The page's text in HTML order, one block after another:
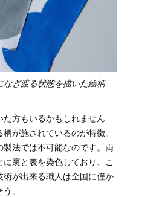
なぎ渡る状態を描いた絵柄
た方もいるかもしれません
が施されているのが特徴。
製法では不可能なのです。両
裏と表を染色しており、こ
術が出来る職人は全国に僅か
。